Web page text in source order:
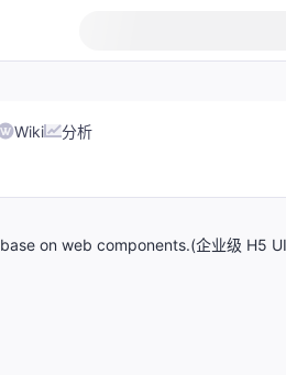
Wiki 分析
on web components.(企业级 H5